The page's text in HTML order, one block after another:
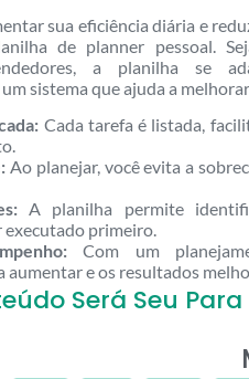
sua eficiência diária e
de planner pessoal.
a planilha se
sistema que ajuda a
Cada tarefa é listada,
Ao planejar, você evita a
A planilha permite
executado primeiro.
Com um
e os resultados
Será Seu Para